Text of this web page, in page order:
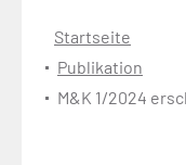
Startseite
Publikation
M&K 1/2024